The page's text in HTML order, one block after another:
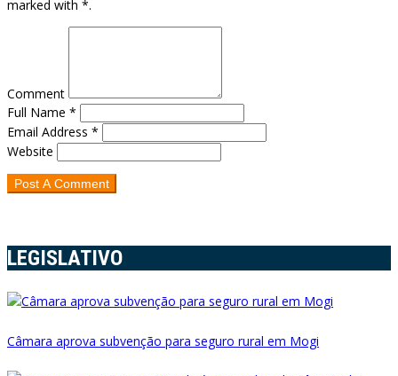
marked with *.
Comment
Full Name *
Email Address *
Website
LEGISLATIVO
Câmara aprova subvenção para seguro rural em Mogi